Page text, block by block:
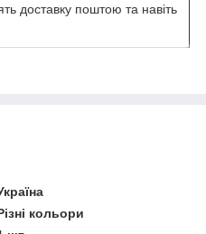
доставку поштою та навіть
кольори